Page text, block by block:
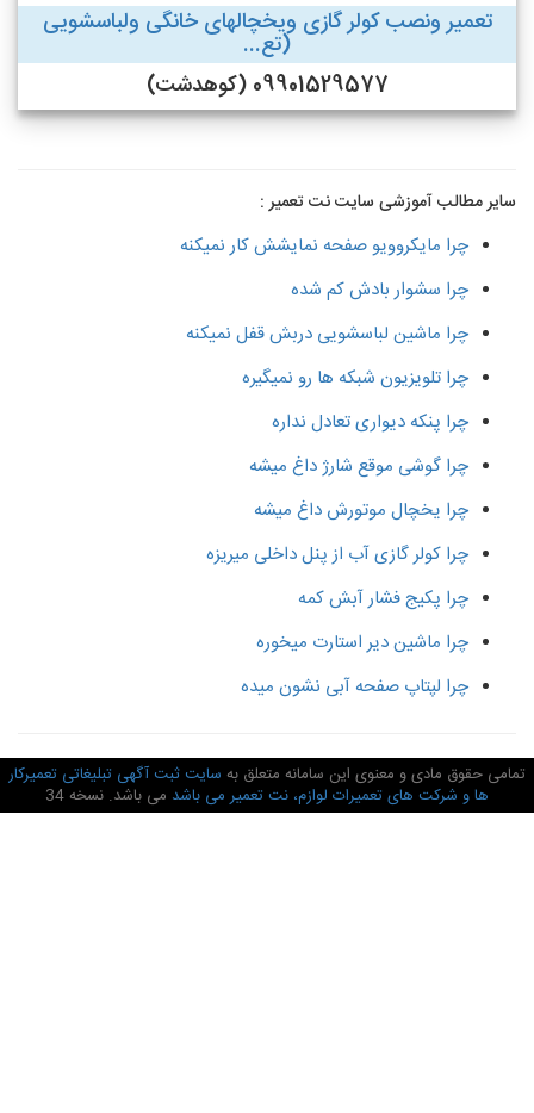
تعمیر ونصب کولر گازی ویخچالهای خانگی ولباسشویی
(تع...
09901529577 (کوهدشت)
سایر مطالب آموزشی سایت نت تعمیر :
چرا مایکروویو صفحه نمایشش کار نمیکنه
چرا سشوار بادش کم شده
چرا ماشین لباسشویی دربش قفل نمیکنه
چرا تلویزیون شبکه ها رو نمیگیره
چرا پنکه دیواری تعادل نداره
چرا گوشی موقع شارژ داغ میشه
چرا یخچال موتورش داغ میشه
چرا کولر گازی آب از پنل داخلی میریزه
چرا پکیج فشار آبش کمه
چرا ماشین دیر استارت میخوره
چرا لپتاپ صفحه آبی نشون میده
حقوق مادی و معنوی این سامانه متعلق به سایت ثبت آگهی تبلیغاتی تعمیرکار
ها و شرکت های تعمیرات لوازم، نت تعمیر می باشدمی باشد. نسخه 34